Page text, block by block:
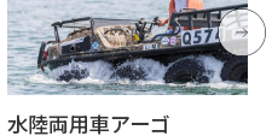
水陸両用車アーゴ